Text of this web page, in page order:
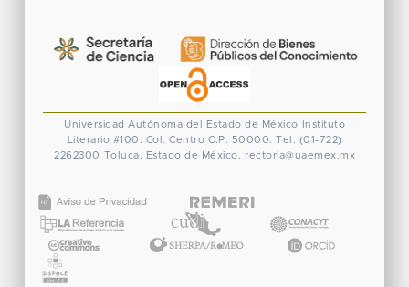
Universidad Autónoma del Estado de México
Instituto
Literario #100. Col. Centro C.P. 50000. Tel. (01-722)
2262300 Toluca, Estado de México. rectoria@uaemex.mx